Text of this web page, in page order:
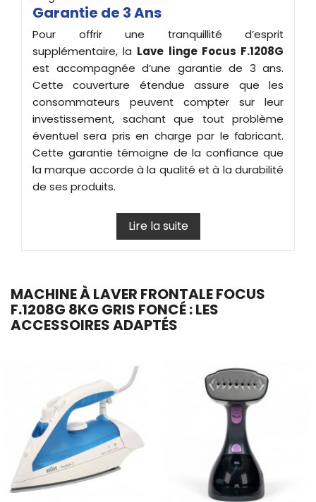
Garantie de 3 Ans
Pour offrir une tranquillité d’esprit
supplémentaire, la Lave linge Focus F.1208G
est accompagnée d’une garantie de 3 ans.
Cette couverture étendue assure que les
consommateurs peuvent compter sur leur
investissement, sachant que tout problème
éventuel sera pris en charge par le fabricant.
Cette garantie témoigne de la confiance que
la marque accorde à la qualité et à la durabilité
de ses produits.
Lire la suite
MACHINE À LAVER FRONTALE FOCUS
F.1208G 8KG GRIS FONCÉ : LES
ACCESSOIRES ADAPTÉS